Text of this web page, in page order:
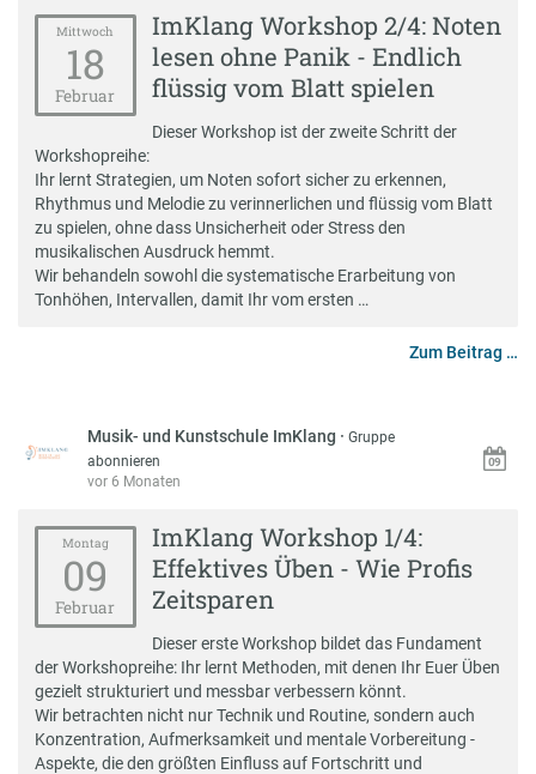
Mittwoch
18
Februar
ImKlang Workshop 2/4: Noten
lesen ohne Panik - Endlich
flüssig vom Blatt spielen
Dieser Workshop ist der zweite Schritt der
Workshopreihe:
Ihr lernt Strategien, um Noten sofort sicher zu erkennen,
Rhythmus und Melodie zu verinnerlichen und flüssig vom Blatt
zu spielen, ohne dass Unsicherheit oder Stress den
musikalischen Ausdruck hemmt.
Wir behandeln sowohl die systematische Erarbeitung von
Tonhöhen, Intervallen, damit Ihr vom ersten …
Zum Beitrag …
Musik- und Kunstschule ImKlang ·Gruppe
abonnieren
vor 6 Monaten
Montag
09
Februar
ImKlang Workshop 1/4:
Effektives Üben - Wie Profis
Zeitsparen
Dieser erste Workshop bildet das Fundament
der Workshopreihe: Ihr lernt Methoden, mit denen Ihr Euer Üben
gezielt strukturiert und messbar verbessern könnt.
Wir betrachten nicht nur Technik und Routine, sondern auch
Konzentration, Aufmerksamkeit und mentale Vorbereitung -
Aspekte, die den größten Einfluss auf Fortschritt und